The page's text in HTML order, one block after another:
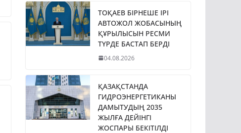
ТОҚАЕВ БІРНЕШЕ ІРІ
АВТОЖОЛ ЖОБАСЫНЫҢ
ҚҰРЫЛЫСЫН РЕСМИ
ТҮРДЕ БАСТАП БЕРДІ
04.08.2026
ҚАЗАҚСТАНДА
ГИДРОЭНЕРГЕТИКАНЫ
ДАМЫТУДЫҢ 2035
ЖЫЛҒА ДЕЙІНГІ
ЖОСПАРЫ БЕКІТІЛДІ